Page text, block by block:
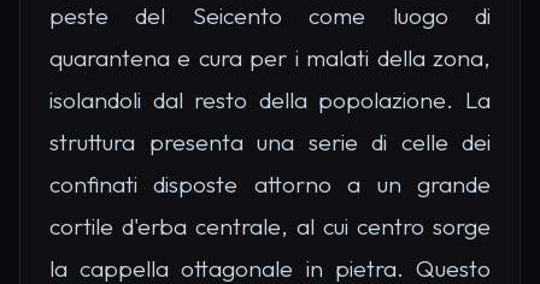
peste del Seicento come luogo di
quarantena e cura per i malati della zona,
isolandoli dal resto della popolazione. La
struttura presenta una serie di celle dei
confinati disposte attorno a un grande
cortile d'erba centrale, al cui centro sorge
la cappella ottagonale in pietra. Questo